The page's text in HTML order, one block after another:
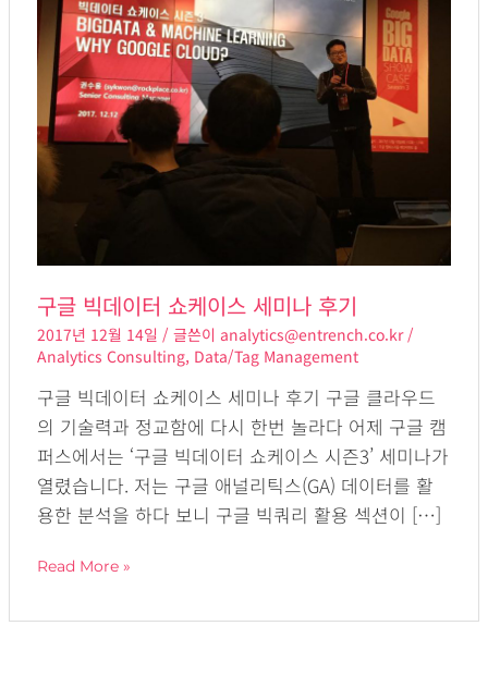
구글 빅데이터 쇼케이스 세미나 후기
2017년 12월 14일/ 글쓴이 analytics@entrench.co.kr/
Analytics Consulting, Data/Tag Management
구글 빅데이터 쇼케이스 세미나 후기 구글 클라우드
의 기술력과 정교함에 다시 한번 놀라다 어제 구글 캠
퍼스에서는 ‘구글 빅데이터 쇼케이스 시즌3’ 세미나가
열렸습니다. 저는 구글 애널리틱스(GA) 데이터를 활
용한 분석을 하다 보니 구글 빅쿼리 활용 섹션이 […]
케
스
세
미
나
Read More »